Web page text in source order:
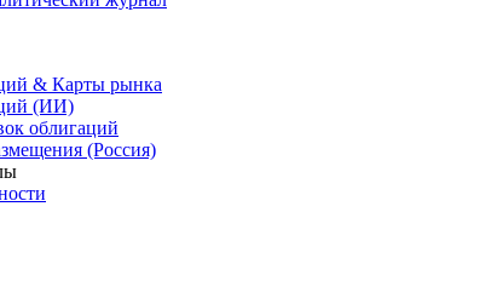
журнал
& Карты рынка
(ИИ)
облигаций
(Россия)